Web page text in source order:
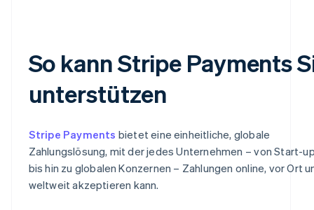
So kann Stripe Payments
unterstützen
Stripe Payments bietet eine einheitliche, globale
Zahlungslösung, mit der jedes Unternehmen – von Start-
bis hin zu globalen Konzernen – Zahlungen online, vor Ort
weltweit akzeptieren kann.